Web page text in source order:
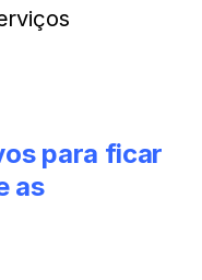
para ficar
as